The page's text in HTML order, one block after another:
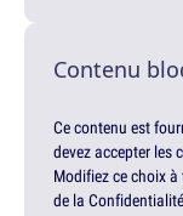
Contenu
Ce contenu est
devez accepter les
Modifiez ce choix
de la